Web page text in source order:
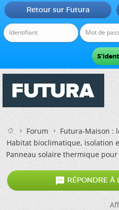
Retour sur Futura
Forum
Futura-Maison :
Habitat bioclimatique, isolation
Panneau solaire thermique
 RÉPONDRE À